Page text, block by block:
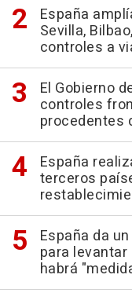
España
Sevilla,
controles a
El Gobierno
controles
procedentes
España
terceros
España da
para
habrá